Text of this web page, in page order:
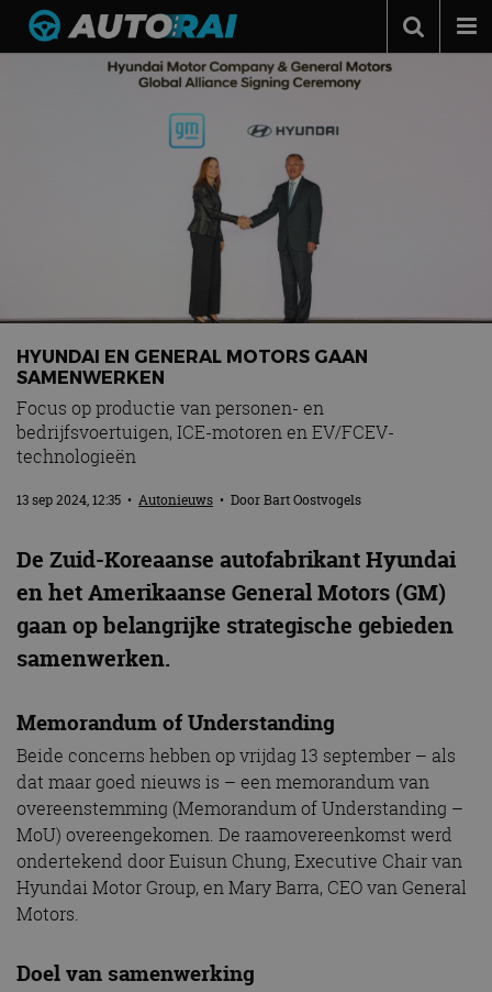
Autonieuws
MotorRAI.nl
HYUNDAI EN GENERAL MOTORS GAAN
SAMENWERKEN
Focus op productie van personen- en
bedrijfsvoertuigen, ICE-motoren en EV/FCEV-
technologieën
13 sep 2024, 12:35 • Autonieuws • DoorBart Oostvogels
De Zuid-Koreaanse autofabrikant Hyundai
en het Amerikaanse General Motors (GM)
gaan op belangrijke strategische gebieden
samenwerken.
Memorandum of Understanding
Beide concerns hebben op vrijdag 13 september – als
dat maar goed nieuws is – een memorandum van
overeenstemming (Memorandum of Understanding –
MoU) overeengekomen. De raamovereenkomst werd
ondertekend door Euisun Chung, Executive Chair van
Hyundai Motor Group, en Mary Barra, CEO van General
Motors.
Doel van samenwerking